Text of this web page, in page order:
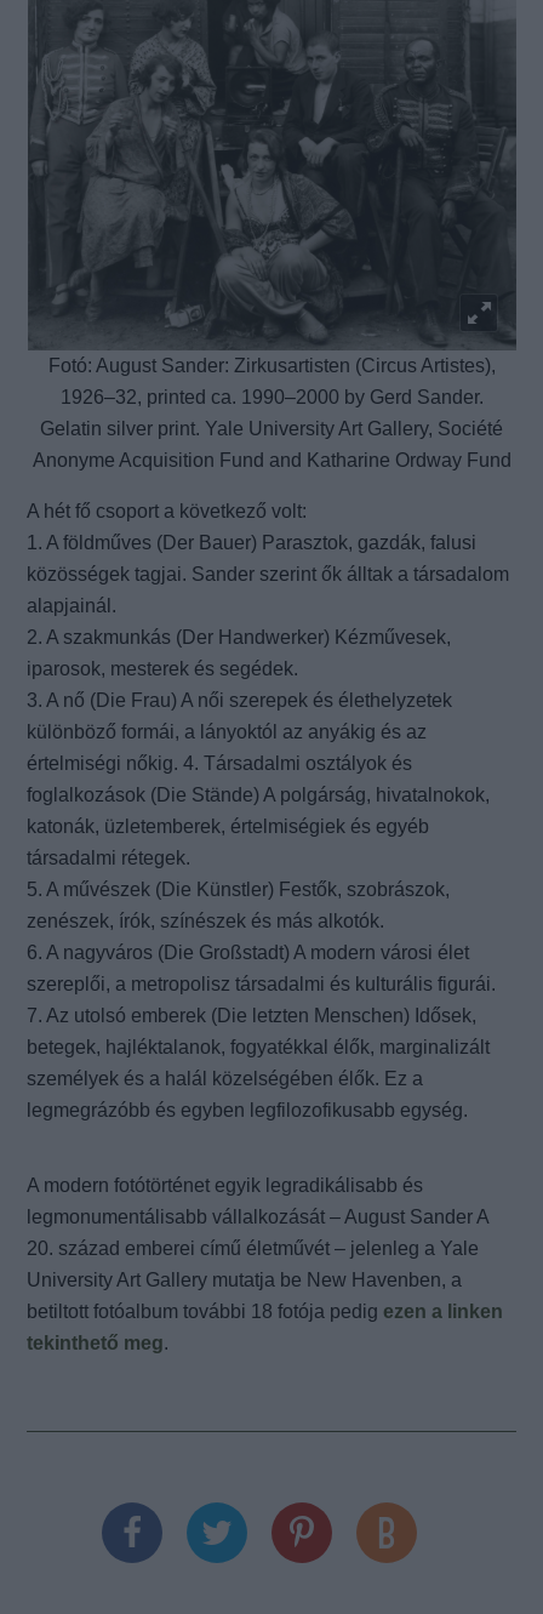
Fotó: August Sander: Zirkusartisten (Circus Artistes),
1926–32, printed ca. 1990–2000 by Gerd Sander.
Gelatin silver print. Yale University Art Gallery, Société
Anonyme Acquisition Fund and Katharine Ordway Fund
A hét fő csoport a következő volt:
1. A földműves (Der Bauer) Parasztok, gazdák, falusi
közösségek tagjai. Sander szerint ők álltak a társadalom
alapjainál.
2. A szakmunkás (Der Handwerker) Kézművesek,
iparosok, mesterek és segédek.
3. A nő (Die Frau) A női szerepek és élethelyzetek
különböző formái, a lányoktól az anyákig és az
értelmiségi nőkig. 4. Társadalmi osztályok és
foglalkozások (Die Stände) A polgárság, hivatalnokok,
katonák, üzletemberek, értelmiségiek és egyéb
társadalmi rétegek.
5. A művészek (Die Künstler) Festők, szobrászok,
zenészek, írók, színészek és más alkotók.
6. A nagyváros (Die Großstadt) A modern városi élet
szereplői, a metropolisz társadalmi és kulturális figurái.
7. Az utolsó emberek (Die letzten Menschen) Idősek,
betegek, hajléktalanok, fogyatékkal élők, marginalizált
személyek és a halál közelségében élők. Ez a
legmegrázóbb és egyben legfilozofikusabb egység.
A modern fotótörténet egyik legradikálisabb és
legmonumentálisabb vállalkozását – August Sander A
20. század emberei című életművét – jelenleg a Yale
University Art Gallery mutatja be New Havenben, a
betiltott fotóalbum további 18 fotója pedig ezen a linken
tekinthető meg.